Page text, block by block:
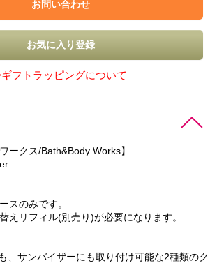
フトラッピングについて
ークス/Bath&Body Works】
スのみです。
えリフィル(別売り)が必要になります。
、サンバイザーにも取り付け可能な2種類のク